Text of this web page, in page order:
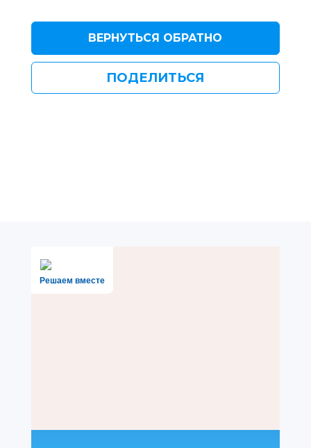
ВЕРНУТЬСЯ ОБРАТНО
ПОДЕЛИТЬСЯ
Решаем вместе